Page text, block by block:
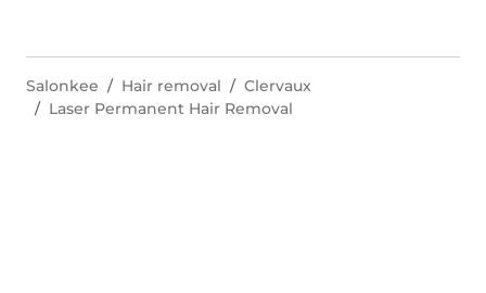
Salonkee Hair removal
Clervaux
Laser Permanent Hair Removal